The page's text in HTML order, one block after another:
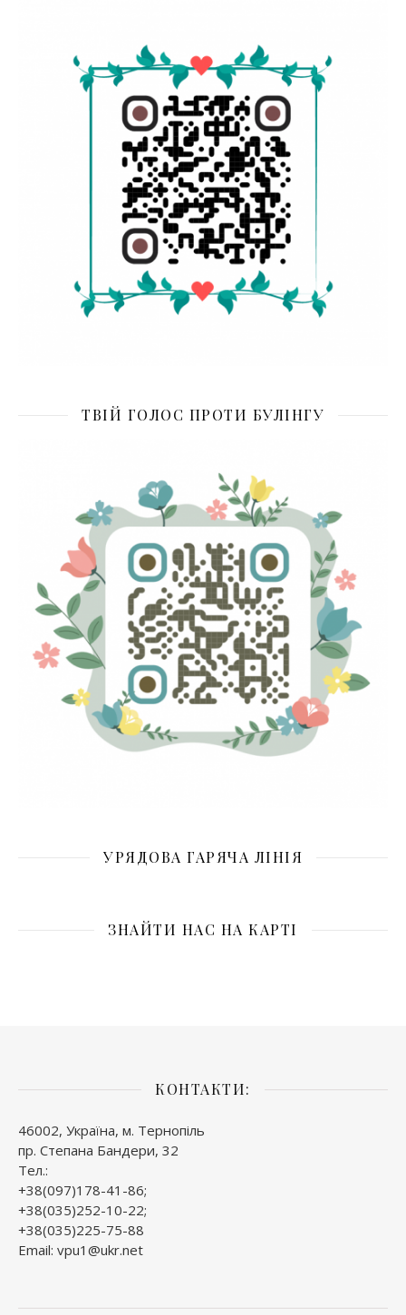
ТВІЙ ГОЛОС ПРОТИ БУЛІНГУ
УРЯДОВА ГАРЯЧА ЛІНІЯ
ЗНАЙТИ НАС НА КАРТІ
КОНТАКТИ:
46002, Україна, м. Тернопіль
пр. Степана Бандери, 32
Тел.:
+38(097)178-41-86;
+38(035)252-10-22;
+38(035)225-75-88
Email: vpu1@ukr.net